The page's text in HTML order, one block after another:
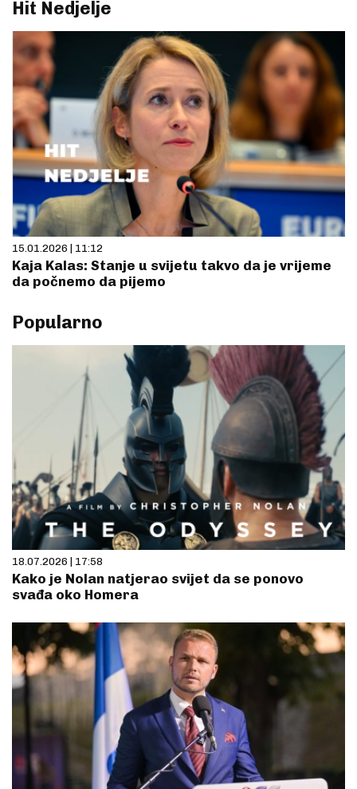
Hit Nedjelje
15.01.2026 | 11:12
Kaja Kalas: Stanje u svijetu takvo da je vrijeme
da počnemo da pijemo
Popularno
18.07.2026 | 17:58
Kako je Nolan natjerao svijet da se ponovo
svađa oko Homera